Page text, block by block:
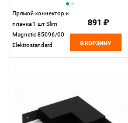
Прямой коннектор и
планка 1 шт Slim
Magnetic 85096/00
Elektrostandard
891 ₽
В КОРЗИНУ